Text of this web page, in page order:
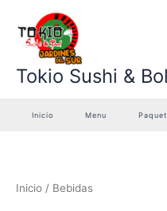
contenido
Tokio Sushi & Bol
Inicio Menu
Inicio / Bebidas